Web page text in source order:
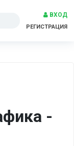
ВХОД
РЕГИСТРАЦИЯ
-